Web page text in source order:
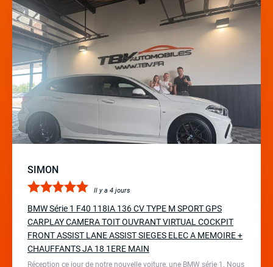
SIMON
Il y a 4 jours
BMW Série 1 F40 118IA 136 CV TYPE M SPORT GPS
CARPLAY CAMERA TOIT OUVRANT VIRTUAL COCKPIT
FRONT ASSIST LANE ASSIST SIEGES ELEC A MEMOIRE +
CHAUFFANTS JA 18 1ERE MAIN
Réception ce jour de notre nouvelle voiture, une BMW série 1. Nous